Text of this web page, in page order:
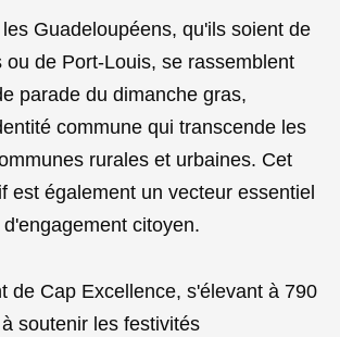
Guadeloupéens, qu'ils soient de
ou de Port-Louis, se rassemblent
parade du dimanche gras,
commune qui transcende les
rurales et urbaines. Cet
est également un vecteur essentiel
citoyen.
de Cap Excellence, s'élevant à 790
soutenir les festivités